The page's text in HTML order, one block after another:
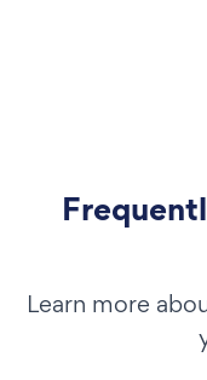
Learn more